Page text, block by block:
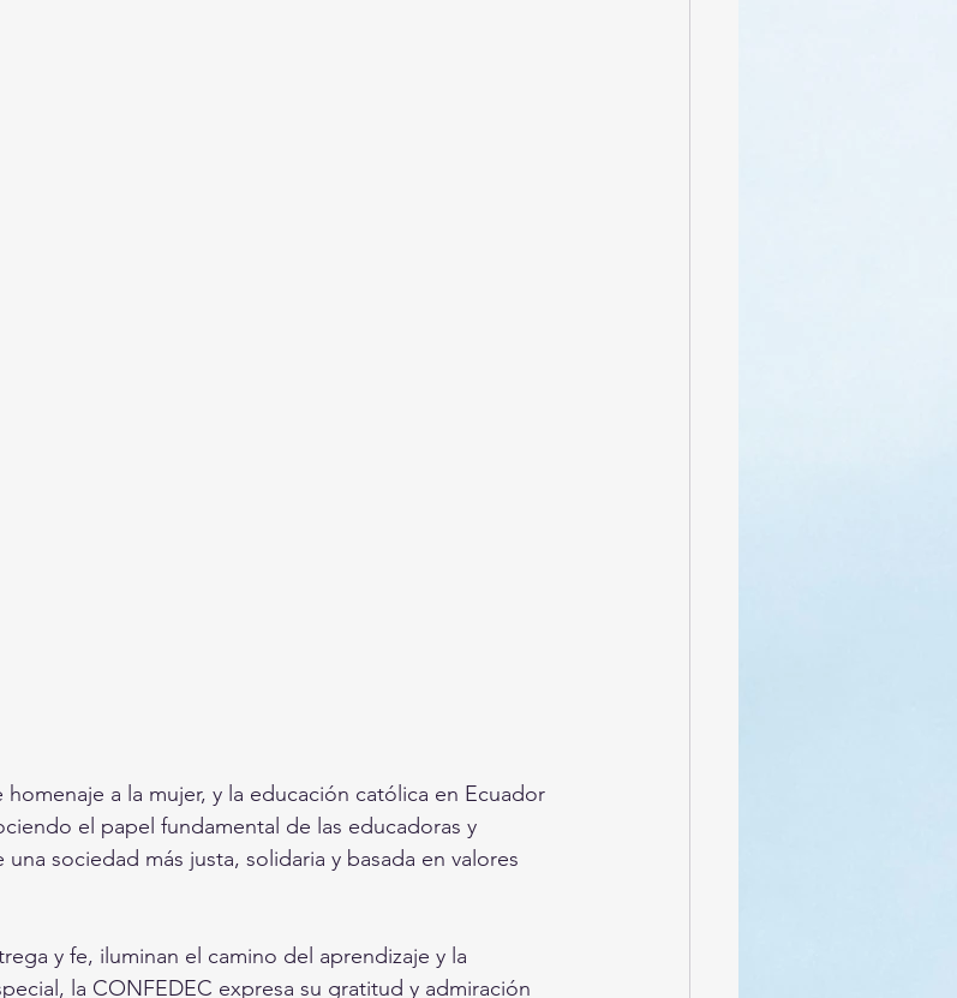
a la mujer, y la educación católica en Ecuador
el papel fundamental de las educadoras y
sociedad más justa, solidaria y basada en valores
y fe, iluminan el camino del aprendizaje y la
la CONFEDEC expresa su gratitud y admiración